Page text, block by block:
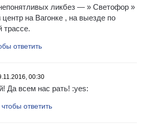
ликбез — » Светофор »
на Вагонке , на выезде по
трассе.
ответить
00:30
Да всем нас рать! :yes:
ответить